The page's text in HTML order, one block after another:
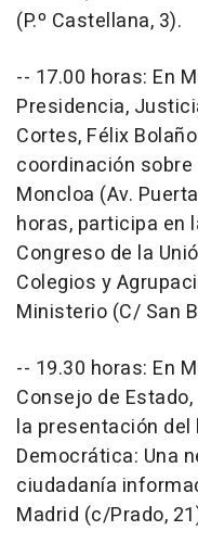
(P.º Castellana, 3).
-- 17.00 horas: En
Presidencia,
Cortes, Félix
coordinación sobre
Moncloa (Av.
horas, participa en
Congreso de la
Colegios y
Ministerio (C/ San
-- 19.30 horas: En
Consejo de
la presentación
Democrática: Una
ciudadanía
Madrid (c/Prado,